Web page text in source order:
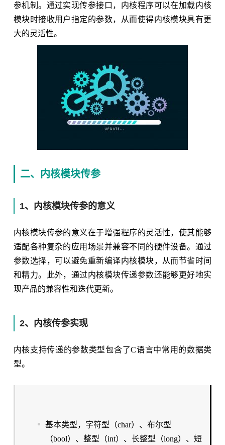
参机制。通过实现传参接口，内核程序可以在加载内核
模块时接收用户指定的参数，从而使得内核模块具有更
大的灵活性。
二、内核模块传参
1、内核模块传参的意义
内核模块传参的意义在于增强程序的灵活性，使其能够
适配各种复杂的应用场景并兼容不同的硬件设备。通过
参数选择，可以避免重新编译内核模块，从而节省时间
和精力。此外，通过内核模块传递参数还能够更好地实
现产品的兼容性和迭代更新。
2、内核传参实现
内核支持传递的参数类型包含了C语言中常用的数据类
型。
基本类型，字符型（char）、布尔型
（bool）、整型（int）、长整型（long）、短